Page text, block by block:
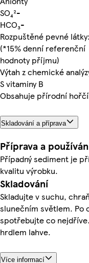
SO₄²-
HCO₃-
Rozpuštěné pevné látky:
(*15% denní referenční
hodnoty příjmu)
Výtah z chemické
S vitaminy B
Obsahuje přírodní
Skladování a příprava
Příprava a
Případný sediment je
kvalitu výrobku.
Skladování
Skladujte v suchu,
slunečním světlem. Po
spotřebujte co
hrdlem lahve.
Více informací